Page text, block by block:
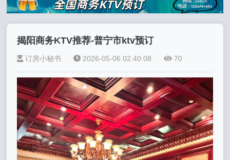
揭阳商务KTV推荐-普宁市ktv预订
订房小秘书 2026-05-06 02:40:08 70